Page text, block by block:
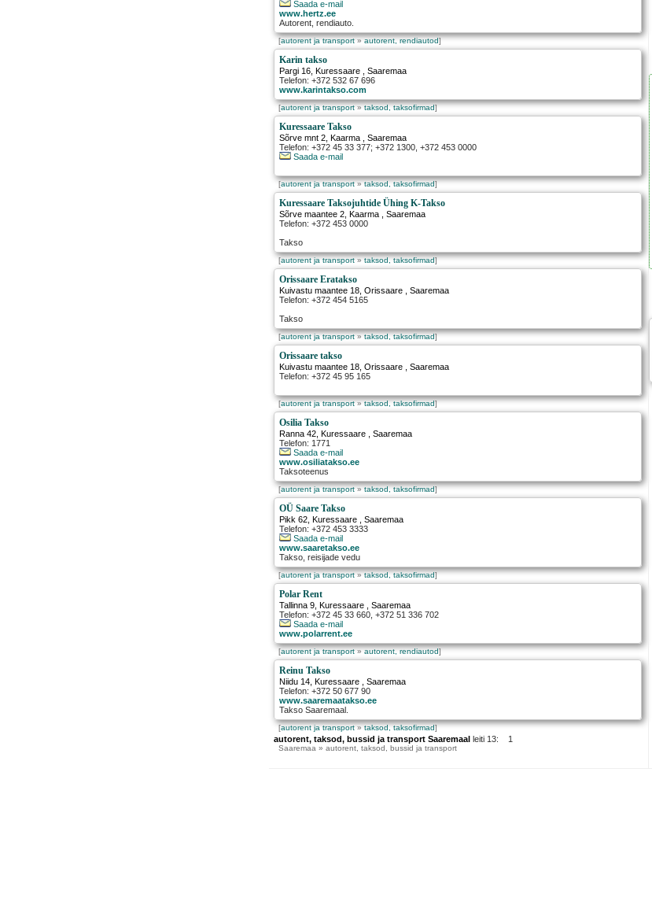
Saada e-mail
www.hertz.ee
Autorent, rendiauto.
[autorent ja transport»autorent, rendiautod]
Karin takso
Pargi 16 Kuressaare , Saaremaa
Telefon: +372 532 67 696
www.karintakso.com
[autorent ja transport»taksod, taksofirmad]
Kuressaare Takso
Sõrve mnt 2 Kaarma , Saaremaa
Telefon: +372 45 33 377; +372 1300, +372 453 0000
Saada e-mail
[autorent ja transport»taksod, taksofirmad]
Kuressaare Taksojuhtide Ühing K-Takso
Sõrve maantee 2 Kaarma , Saaremaa
Telefon: +372 453 0000
Takso
[autorent ja transport»taksod, taksofirmad]
Orissaare Eratakso
Kuivastu maantee 18 ,Orissaare , Saaremaa
Telefon: +372 454 5165
Takso
[autorent ja transport»taksod, taksofirmad]
Orissaare takso
Kuivastu maantee 18 ,Orissaare , Saaremaa
Telefon: +372 45 95 165
[autorent ja transport»taksod, taksofirmad]
Osilia Takso
Ranna 42 Kuressaare , Saaremaa
Telefon: 1771
Saada e-mail
www.osiliatakso.ee
Taksoteenus
[autorent ja transport»taksod, taksofirmad]
OÜ Saare Takso
Pikk 62 Kuressaare , Saaremaa
Telefon: +372 453 3333
Saada e-mail
www.saaretakso.ee
Takso, reisijade vedu
[autorent ja transport»taksod, taksofirmad]
Polar Rent
Tallinna 9 Kuressaare , Saaremaa
Telefon: +372 45 33 660, +372 51 336 702
Saada e-mail
www.polarrent.ee
[autorent ja transport»autorent, rendiautod]
Reinu Takso
Niidu 14 Kuressaare , Saaremaa
Telefon: +372 50 677 90
www.saaremaatakso.ee
Takso Saaremaal.
[autorent ja transport»taksod, taksofirmad]
autorent, taksod, bussid ja transport Saaremaal leiti 13: 1
Saaremaa » autorent, taksod, bussid ja transport